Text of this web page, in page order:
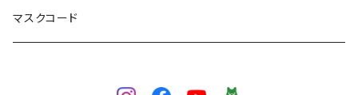
ブローチ
ブレスレット
ワイヤー専用かぎ針
マスクコード